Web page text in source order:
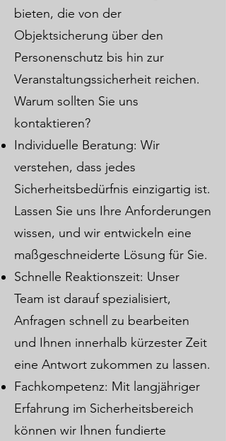
bieten, die von der
Objektsicherung über den
Personenschutz bis hin zur
Veranstaltungssicherheit reichen.
Warum sollten Sie uns
kontaktieren?
Individuelle Beratung: Wir
verstehen, dass jedes
Sicherheitsbedürfnis einzigartig ist.
Lassen Sie uns Ihre Anforderungen
wissen, und wir entwickeln eine
maßgeschneiderte Lösung für Sie.
Schnelle Reaktionszeit: Unser
Team ist darauf spezialisiert,
Anfragen schnell zu bearbeiten
und Ihnen innerhalb kürzester Zeit
eine Antwort zukommen zu lassen.
Fachkompetenz: Mit langjähriger
Erfahrung im Sicherheitsbereich
können wir Ihnen fundierte